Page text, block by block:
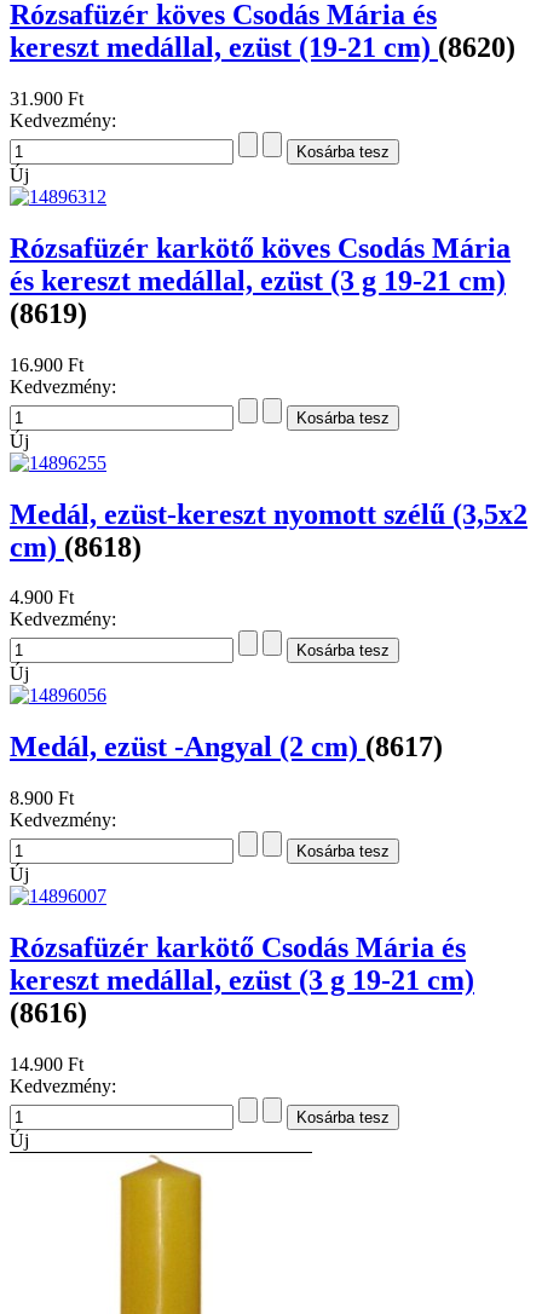
Rózsafüzér köves Csodás Mária és
kereszt medállal, ezüst (19-21 cm) (8620)
31.900 Ft
Kedvezmény:
Új
Rózsafüzér karkötő köves Csodás Mária
és kereszt medállal, ezüst (3 g 19-21 cm)
(8619)
16.900 Ft
Kedvezmény:
Új
Medál, ezüst-kereszt nyomott szélű (3,5x2
cm) (8618)
4.900 Ft
Kedvezmény:
Új
Medál, ezüst -Angyal (2 cm) (8617)
8.900 Ft
Kedvezmény:
Új
Rózsafüzér karkötő Csodás Mária és
kereszt medállal, ezüst (3 g 19-21 cm)
(8616)
14.900 Ft
Kedvezmény:
Új